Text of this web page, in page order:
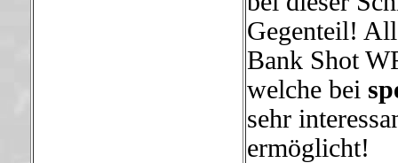
Gegenteil!
Bank Shot
welche bei
sehr
ermöglicht!